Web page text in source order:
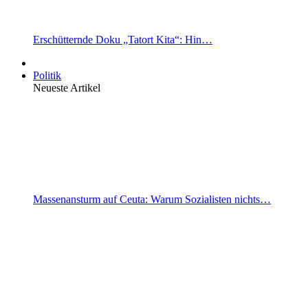
Erschütternde Doku „Tatort Kita“: Hin…
Politik
Neueste Artikel
Massenansturm auf Ceuta: Warum Sozialisten nichts…